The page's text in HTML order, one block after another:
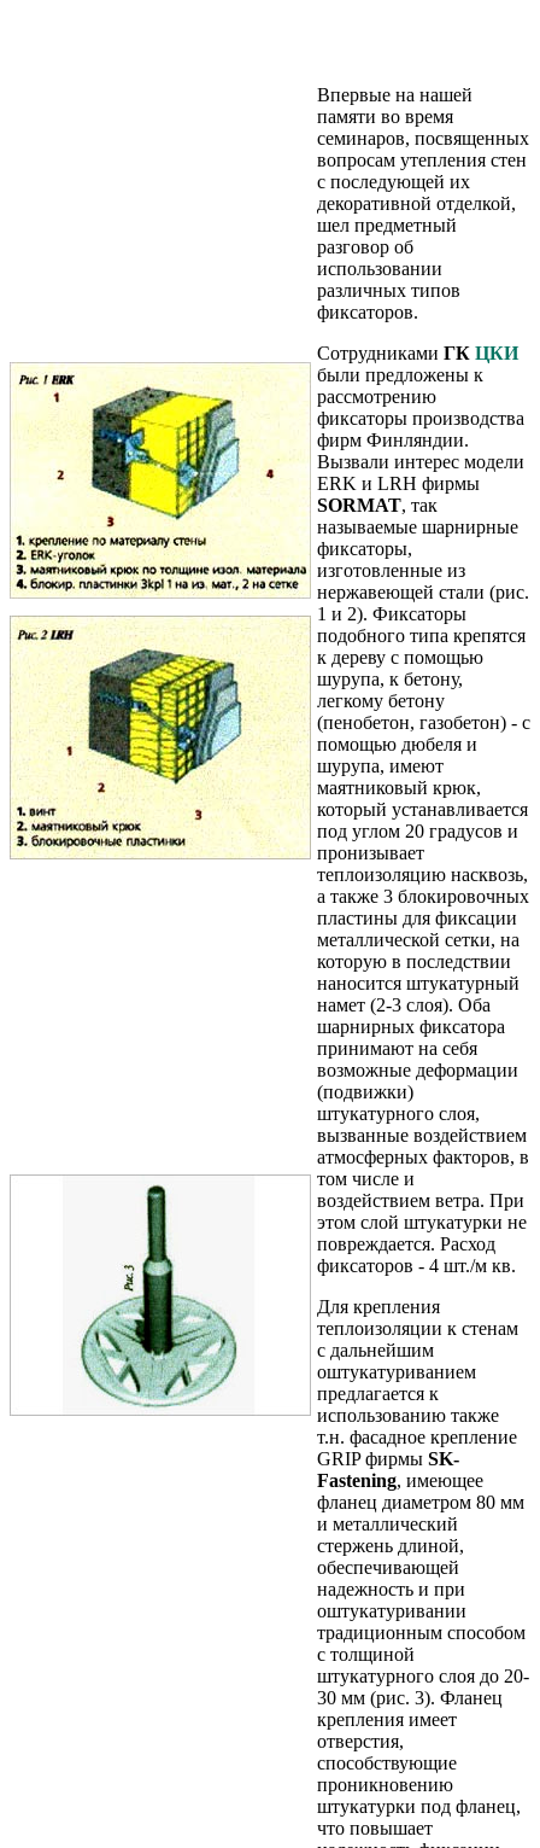
Впервые на нашей
памяти во время
семинаров, посвященных
вопросам утепления стен
с последующей их
декоративной отделкой,
шел предметный
разговор об
использовании
различных типов
фиксаторов.
Сотрудниками ГК ЦКИ
были предложены к
рассмотрению
фиксаторы производства
фирм Финляндии.
Вызвали интерес модели
ERK и LRH фирмы
SORMAT, так
называемые шарнирные
фиксаторы,
изготовленные из
нержавеющей стали (рис.
1 и 2). Фиксаторы
подобного типа крепятся
к дереву с помощью
шурупа, к бетону,
легкому бетону
(пенобетон, газобетон) - с
помощью дюбеля и
шурупа, имеют
маятниковый крюк,
который устанавливается
под углом 20 градусов и
пронизывает
теплоизоляцию насквозь,
а также 3 блокировочных
пластины для фиксации
металлической сетки, на
которую в последствии
наносится штукатурный
намет (2-3 слоя). Оба
шарнирных фиксатора
принимают на себя
возможные деформации
(подвижки)
штукатурного слоя,
вызванные воздействием
атмосферных факторов, в
том числе и
воздействием ветра. При
этом слой штукатурки не
повреждается. Расход
фиксаторов - 4 шт./м кв.
Для крепления
теплоизоляции к стенам
с дальнейшим
оштукатуриванием
предлагается к
использованию также
т.н. фасадное крепление
GRIP фирмы SK-
Fastening, имеющее
фланец диаметром 80 мм
и металлический
стержень длиной,
обеспечивающей
надежность и при
оштукатуривании
традиционным способом
с толщиной
штукатурного слоя до 20-
30 мм (рис. 3). Фланец
крепления имеет
отверстия,
способствующие
проникновению
штукатурки под фланец,
что повышает